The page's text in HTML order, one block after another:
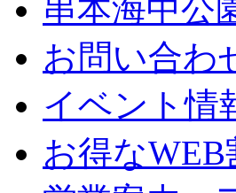
串本海中公
お問い合わ
イベント情
お得なWEB